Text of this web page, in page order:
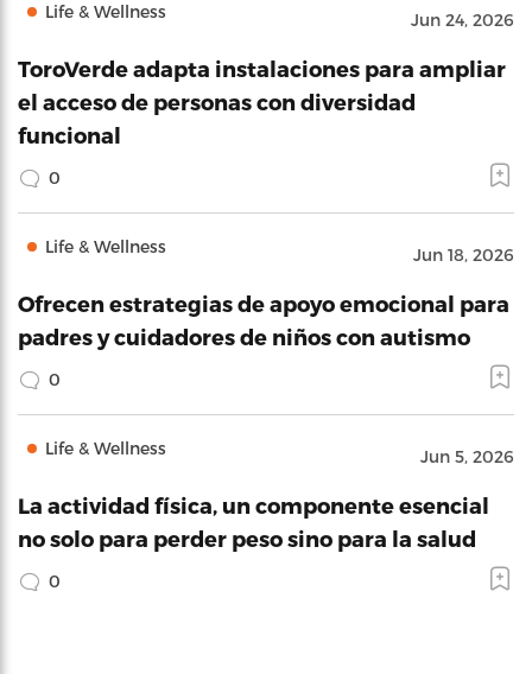
Life & Wellness Jun 24, 2026
ToroVerde adapta instalaciones para ampliar
el acceso de personas con diversidad
funcional
0
Life & Wellness Jun 18, 2026
Ofrecen estrategias de apoyo emocional para
padres y cuidadores de niños con autismo
0
Life & Wellness Jun 5, 2026
La actividad física, un componente esencial
no solo para perder peso sino para la salud
0